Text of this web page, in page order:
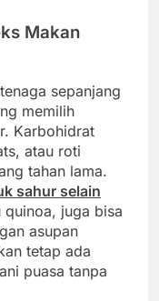
Makan
sepanjang
memilih
Karbohidrat
atau roti
tahan lama.
sahur selain
quinoa, juga bisa
asupan
tetap ada
puasa tanpa